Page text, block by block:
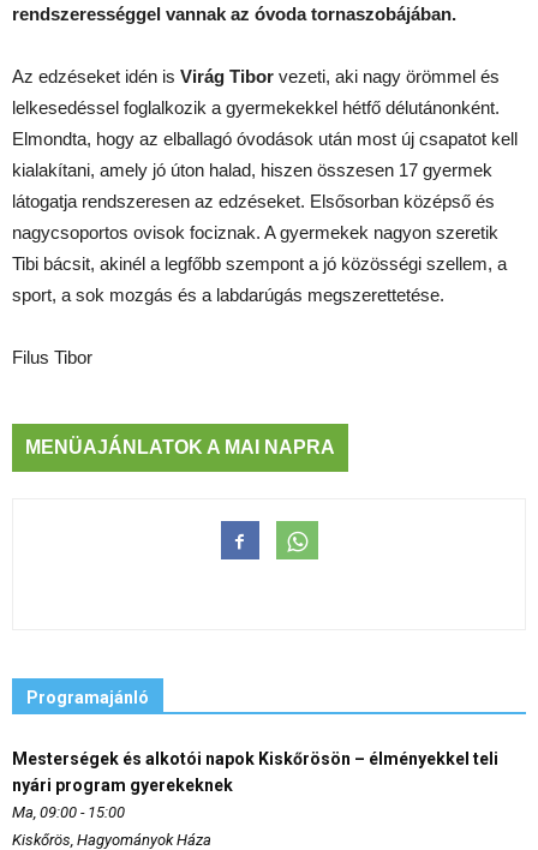
rendszerességgel vannak az óvoda tornaszobájában.
Az edzéseket idén is Virág Tibor vezeti, aki nagy örömmel és
lelkesedéssel foglalkozik a gyermekekkel hétfő délutánonként.
Elmondta, hogy az elballagó óvodások után most új csapatot kell
kialakítani, amely jó úton halad, hiszen összesen 17 gyermek
látogatja rendszeresen az edzéseket. Elsősorban középső és
nagycsoportos ovisok fociznak. A gyermekek nagyon szeretik
Tibi bácsit, akinél a legfőbb szempont a jó közösségi szellem, a
sport, a sok mozgás és a labdarúgás megszerettetése.
Filus Tibor
MENÜAJÁNLATOK A MAI NAPRA
Programajánló
Mesterségek és alkotói napok Kiskőrösön – élményekkel teli
nyári program gyerekeknek
Ma, 09:00 - 15:00
Kiskőrös, Hagyományok Háza